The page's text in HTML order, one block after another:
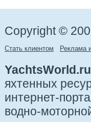
Copyright ©
Стать клиентом Реклама
YachtsWorld.ru
яхтенных
интернет-
водно-